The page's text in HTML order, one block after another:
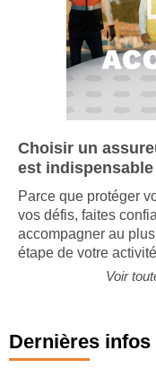
Choisir un
est indispensable !
Parce que protéger
vos défis, faites
accompagner au
Dernières infos